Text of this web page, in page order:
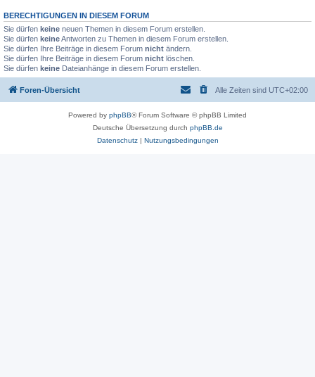
BERECHTIGUNGEN IN DIESEM FORUM
Sie dürfen keine neuen Themen in diesem Forum erstellen.
Sie dürfen keineAntworten zu Themen in diesem Forum erstellen.
Sie dürfen Ihre Beiträge in diesem Forum nicht ändern.
Sie dürfen Ihre Beiträge in diesem Forum nicht löschen.
Sie dürfen keine Dateianhänge in diesem Forum erstellen.
Foren-Übersicht Alle Zeiten sind UTC+02:00
Powered by phpBB® Forum Software © phpBB Limited
Deutsche Übersetzung durch phpBB.de
Datenschutz| Nutzungsbedingungen